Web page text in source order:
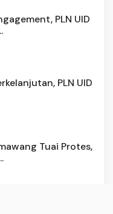
PLN UID
PLN UID
Tuai Protes,